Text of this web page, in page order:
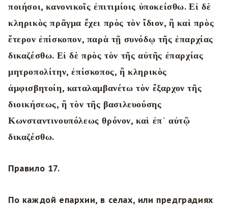
ποιήσοι, κανονικοῖς ἐπιτιμίοις ὑποκείσθω. Εἰ δὲ
κληρικὸς πρᾶγμα ἔχει πρὸς τὸν ἴδιον, ἢ καὶ πρὸς
ἕτερον ἐπίσκοπον, παρὰ τῇ συνόδῳ τῆς ἐπαρχίας
δικαζέσθω. Εἰ δὲ πρὸς τὸν τῆς αὐτῆς ἐπαρχίας
μητροπολίτην, ἐπίσκοπος, ἢ κληρικὸς
ἀμφισβητοίη, καταλαμβανέτω τὸν ἔξαρχον τῆς
διοικήσεως, ἢ τὸν τῆς βασιλευούσης
Κωνσταντινουπόλεως θρόνον, καὶ ἐπ᾿ αὐτῷ
δικαζέσθω.
Правило 17.
По каждой епархии, в селах, или предградиях